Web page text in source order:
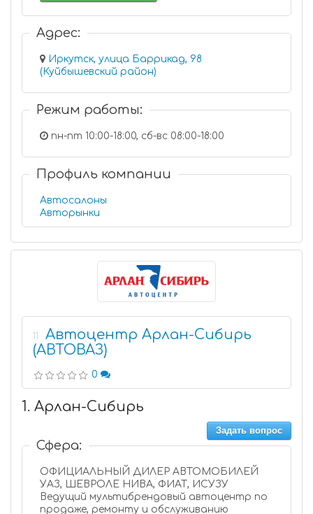
Адрес:
Иркутск, улица Баррикад, 98
(Куйбышевский район)
Режим работы:
пн-пт 10:00-18:00, сб-вс 08:00-18:00
Профиль компании
Автосалоны
Авторынки
11
Автоцентр Арлан-Сибирь
(АВТОВАЗ)
0
1. Арлан-Сибирь
Задать вопрос
Сфера:
ОФИЦИАЛЬНЫЙ ДИЛЕР АВТОМОБИЛЕЙ
УАЗ, ШЕВРОЛЕ НИВА, ФИАТ, ИСУЗУ
Ведущий мультибрендовый автоцентр по
продаже, ремонту и обслуживанию